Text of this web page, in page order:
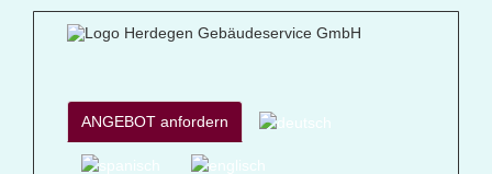
ANGEBOT anfordern